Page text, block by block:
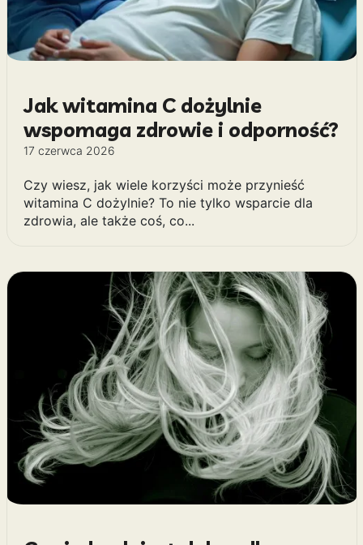
Jak witamina C dożylnie
wspomaga zdrowie i odporność?
17 czerwca 2026
Czy wiesz, jak wiele korzyści może przynieść
witamina C dożylnie? To nie tylko wsparcie dla
zdrowia, ale także coś, co...